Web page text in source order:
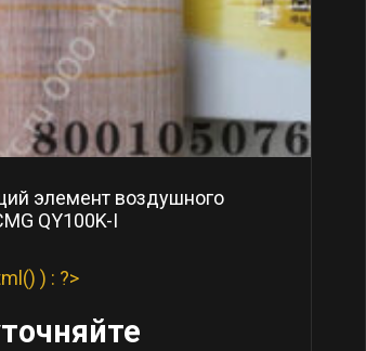
элемент воздушного
QY100K-I
) : ?>